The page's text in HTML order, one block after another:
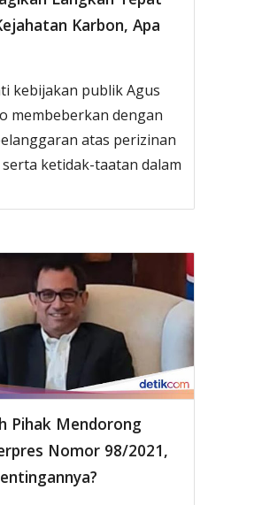
Karbon, Apa
kebijakan publik Agus
membeberkan dengan
atas perizinan
serta ketidak-taatan dalam
Pihak Mendorong
Nomor 98/2021,